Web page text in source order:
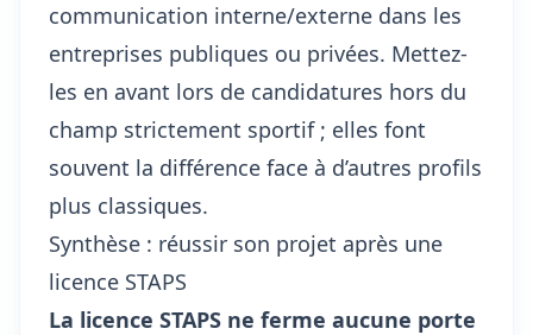
communication interne/externe dans les
entreprises publiques ou privées. Mettez-
les en avant lors de candidatures hors du
champ strictement sportif ; elles font
souvent la différence face à d’autres profils
plus classiques.
Synthèse : réussir son projet après une
licence STAPS
La licence STAPS ne ferme aucune porte